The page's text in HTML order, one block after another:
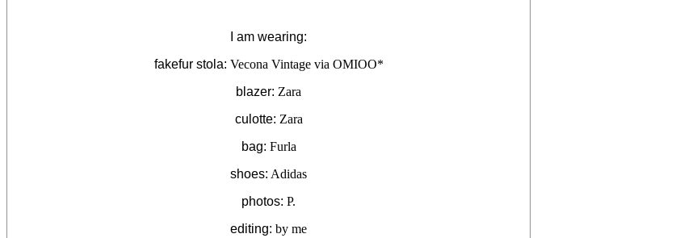
I am wearing:
fakefur stola: Vecona Vintage via OMIOO*
blazer: Zara
culotte: Zara
bag: Furla
shoes: Adidas
photos: P.
editing: by me